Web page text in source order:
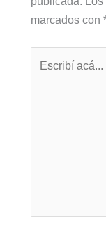
marcados con